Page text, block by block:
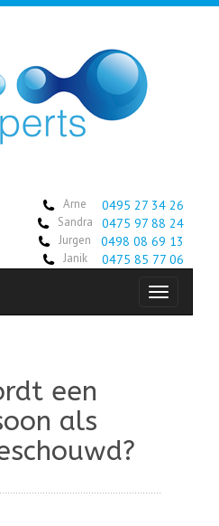
Arne 0495 27 34 26
Sandra 0475 97 88 24
Jurgen 0498 08 69 13
Janik 0475 85 77 06
Toggle
een
als